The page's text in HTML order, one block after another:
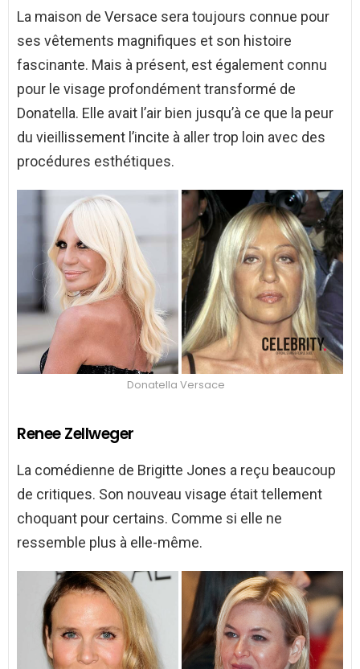
La maison de Versace sera toujours connue pour
ses vêtements magnifiques et son histoire
fascinante. Mais à présent, est également connu
pour le visage profondément transformé de
Donatella. Elle avait l’air bien jusqu’à ce que la peur
du vieillissement l’incite à aller trop loin avec des
procédures esthétiques.
Donatella Versace
Renee Zellweger
La comédienne de Brigitte Jones a reçu beaucoup
de critiques. Son nouveau visage était tellement
choquant pour certains. Comme si elle ne
ressemble plus à elle-même.